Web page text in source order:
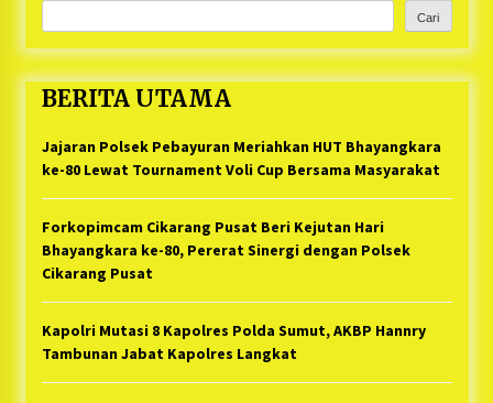
Cari
BERITA UTAMA
Jajaran Polsek Pebayuran Meriahkan HUT Bhayangkara
ke-80 Lewat Tournament Voli Cup Bersama Masyarakat
Forkopimcam Cikarang Pusat Beri Kejutan Hari
Bhayangkara ke-80, Pererat Sinergi dengan Polsek
Cikarang Pusat
Kapolri Mutasi 8 Kapolres Polda Sumut, AKBP Hannry
Tambunan Jabat Kapolres Langkat